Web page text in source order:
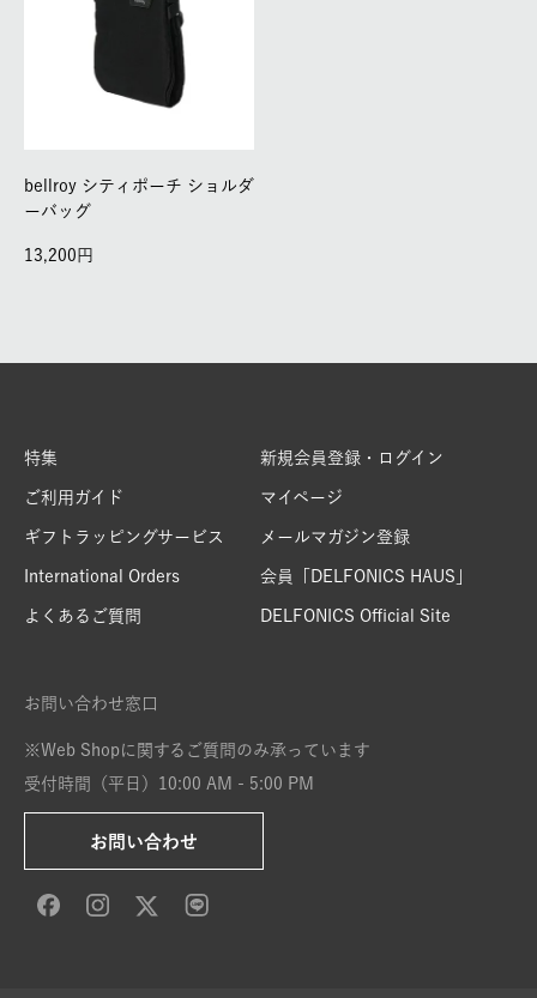
bellroy シティポーチ ショルダ
ーバッグ
13,200
特集
ご利用ガイド
ギフトラッピングサービス
International Orders
よくあるご質問
新規会員登録・ログイン
マイページ
メールマガジン登録
会員「DELFONICS HAUS」
DELFONICS Official Site
お問い合わせ窓口
※Web Shopに関するご質問のみ承っています
受付時間（平日）10:00 AM - 5:00 PM
お問い合わせ